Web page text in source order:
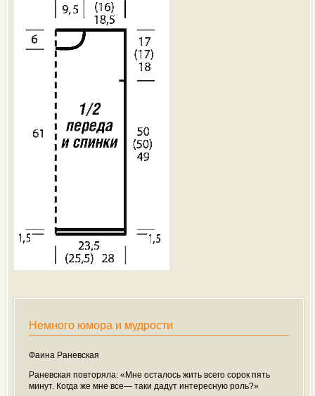
Немного юмора и мудрости
Фаина Раневская
Раневская повторяла: «Мне осталось жить всего сорок пять
минут. Когда же мне все— таки дадут интересную роль?»